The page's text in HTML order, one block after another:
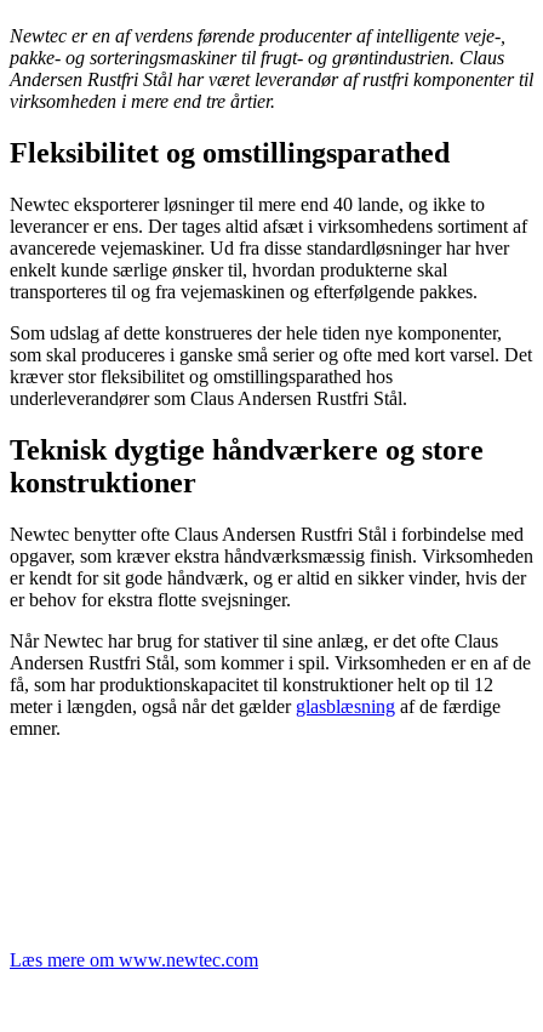
Newtec er en af verdens førende producenter af intelligente veje-,
pakke- og sorteringsmaskiner til frugt- og grøntindustrien. Claus
Andersen Rustfri Stål har været leverandør af rustfri komponenter til
virksomheden i mere end tre årtier.
Fleksibilitet og omstillingsparathed
Newtec eksporterer løsninger til mere end 40 lande, og ikke to
leverancer er ens. Der tages altid afsæt i virksomhedens sortiment af
avancerede vejemaskiner. Ud fra disse standardløsninger har hver
enkelt kunde særlige ønsker til, hvordan produkterne skal
transporteres til og fra vejemaskinen og efterfølgende pakkes.
Som udslag af dette konstrueres der hele tiden nye komponenter,
som skal produceres i ganske små serier og ofte med kort varsel. Det
kræver stor fleksibilitet og omstillingsparathed hos
underleverandører som Claus Andersen Rustfri Stål.
Teknisk dygtige håndværkere og store
konstruktioner
Newtec benytter ofte Claus Andersen Rustfri Stål i forbindelse med
opgaver, som kræver ekstra håndværksmæssig finish. Virksomheden
er kendt for sit gode håndværk, og er altid en sikker vinder, hvis der
er behov for ekstra flotte svejsninger.
Når Newtec har brug for stativer til sine anlæg, er det ofte Claus
Andersen Rustfri Stål, som kommer i spil. Virksomheden er en af de
få, som har produktionskapacitet til konstruktioner helt op til 12
meter i længden, også når det gælder glasblæsning af de færdige
emner.
Læs mere om www.newtec.com